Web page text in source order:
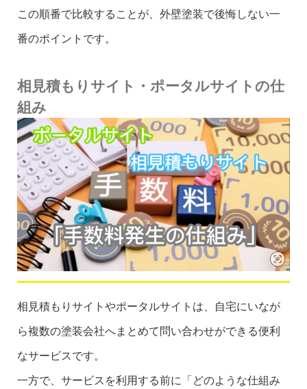
この順番で比較することが、外壁塗装で後悔しない一
番のポイントです。
相見積もりサイト・ポータルサイトの仕
組み
相見積もりサイトやポータルサイトは、自宅にいなが
ら複数の塗装会社へまとめて問い合わせができる便利
なサービスです。
一方で、サービスを利用する前に「どのような仕組み